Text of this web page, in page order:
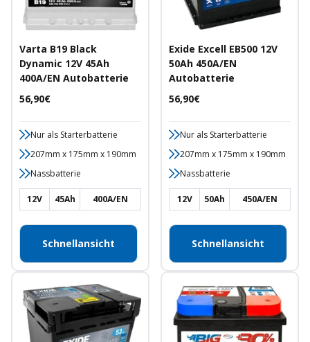
Varta B19 Black
Dynamic 12V 45Ah
400A/EN Autobatterie
Angebotspreis
56,90€
Nur als Starterbatterie
207mm x 175mm x 190mm
Nassbatterie
12V 45Ah 400A/EN
Schnellansicht
Exide Excell EB500 12V
50Ah 450A/EN
Autobatterie
Angebotspreis
56,90€
Nur als Starterbatterie
207mm x 175mm x 190mm
Nassbatterie
12V 50Ah 450A/EN
Schnellansicht